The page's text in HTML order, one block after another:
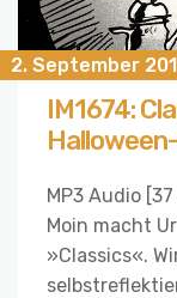
2. September
IM1674:
MP3 Audio
Moin macht
»Classics«.